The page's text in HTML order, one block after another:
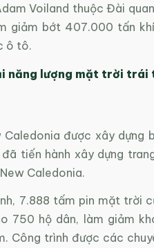
Voiland thuộc Đài
giảm bớt 407.000 tấn
ô tô.
năng lượng mặt trời trái
Caledonia được xây dựng
tiến hành xây dựng
Caledonia.
7.888 tấm pin mặt trời
750 hộ dân, làm giảm
Công trình được các